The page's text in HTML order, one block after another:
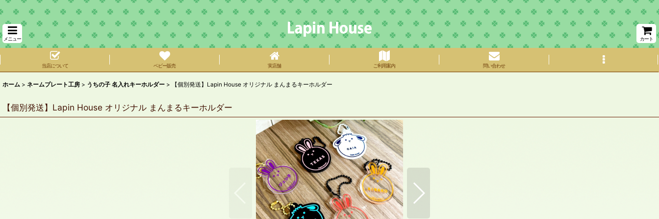
メニュー カート
当店について ベビー販売 実店舗 ご利用案内 問い合わせ
ホーム > ネームプレート工房 > うちの子 名入れキーホルダー > 【個別発送】Lapin House オリジナル まんまるキーホルダー
【個別発送】Lapin House オリジナル まんまるキーホルダー